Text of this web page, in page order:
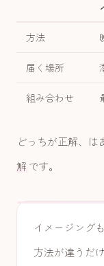
方法
届く場所
組み合わせ
どっちが正解、は
解 です。
イメージング
方法が違うだ